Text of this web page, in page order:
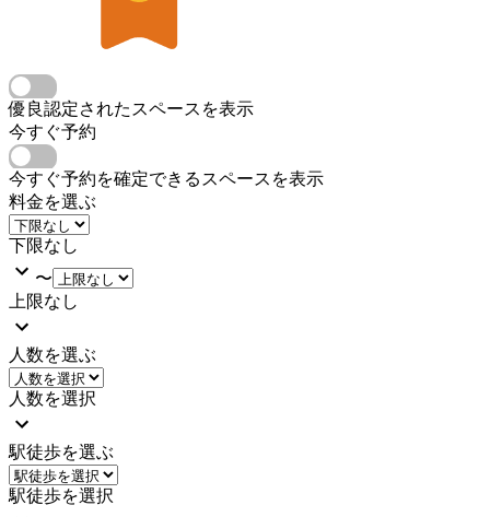
優良認定されたスペースを表示
今すぐ予約
今すぐ予約を確定できるスペースを表示
料金を選ぶ
下限なし
〜
上限なし
人数を選ぶ
人数を選択
駅徒歩を選ぶ
駅徒歩を選択